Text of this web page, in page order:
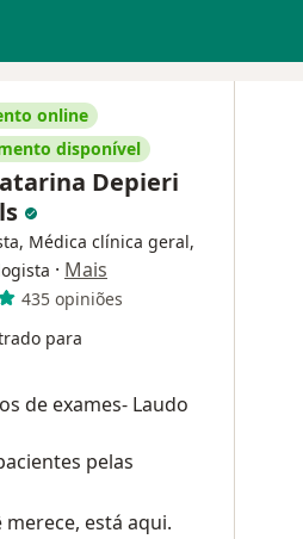
online
disponível
Depieri
Médica clínica geral,
· Mais
435 opiniões
para
de exames- Laudo
pelas
está aqui.